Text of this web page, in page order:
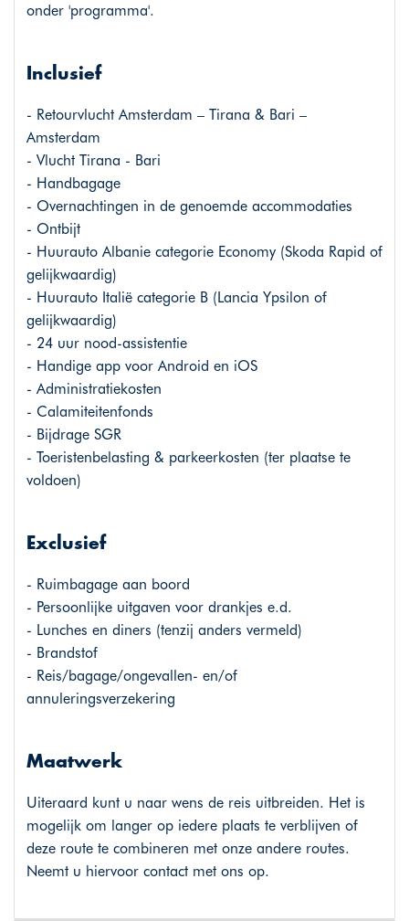
onder 'programma'.
Inclusief
- Retourvlucht Amsterdam – Tirana & Bari –
Amsterdam
- Vlucht Tirana - Bari
- Handbagage
- Overnachtingen in de genoemde accommodaties
- Ontbijt
- Huurauto Albanie categorie Economy (Skoda Rapid of
gelijkwaardig)
- Huurauto Italië categorie B (Lancia Ypsilon of
gelijkwaardig)
- 24 uur nood-assistentie
- Handige app voor Android en iOS
- Administratiekosten
- Calamiteitenfonds
- Bijdrage SGR
- Toeristenbelasting & parkeerkosten (ter plaatse te
voldoen)
Exclusief
- Ruimbagage aan boord
- Persoonlijke uitgaven voor drankjes e.d.
- Lunches en diners (tenzij anders vermeld)
- Brandstof
- Reis/bagage/ongevallen- en/of
annuleringsverzekering
Maatwerk
Uiteraard kunt u naar wens de reis uitbreiden. Het is
mogelijk om langer op iedere plaats te verblijven of
deze route te combineren met onze andere routes.
Neemt u hiervoor contact met ons op.